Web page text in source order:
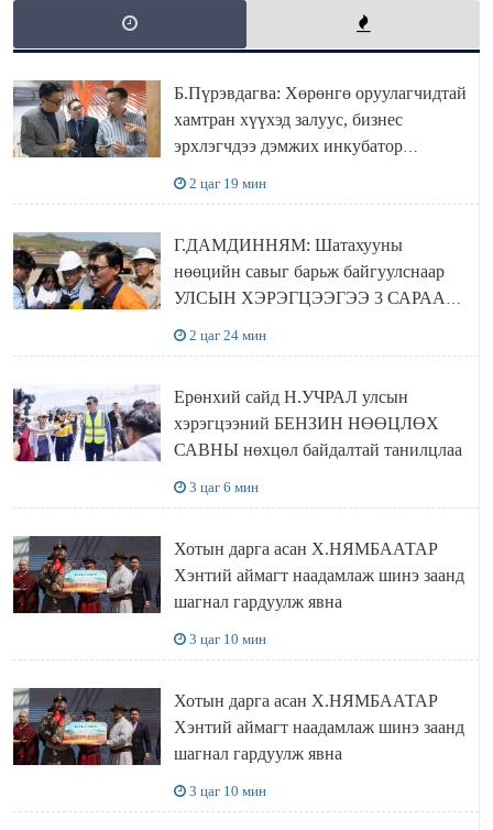
Б.Пүрэвдагва: Хөрөнгө оруулагчидтай
хамтран хүүхэд залуус, бизнес
эрхлэгчдээ дэмжих инкубатор
2 цаг 19 мин
Г.ДАМДИННЯМ: Шатахууны
нөөцийн савыг барьж байгуулснаар
УЛСЫН ХЭРЭГЦЭЭГЭЭ 3 САРААР
2 цаг 24 мин
Ерөнхий сайд Н.УЧРАЛ улсын
хэрэгцээний БЕНЗИН НӨӨЦЛӨХ
САВНЫ нөхцөл байдалтай танилцлаа
3 цаг 6 мин
Хотын дарга асан Х.НЯМБААТАР
Хэнтий аймагт наадамлаж шинэ заанд
шагнал гардуулж явна
3 цаг 10 мин
Хотын дарга асан Х.НЯМБААТАР
Хэнтий аймагт наадамлаж шинэ заанд
шагнал гардуулж явна
3 цаг 10 мин